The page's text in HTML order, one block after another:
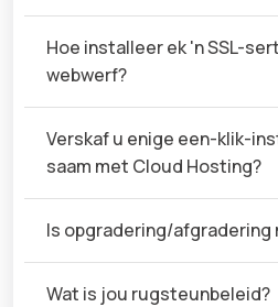
Hoe installeer ek 'n SSL-
webwerf?
Verskaf u enige een-klik-
saam met Cloud Hosting?
Is opgradering/afgradering
Wat is jou rugsteunbeleid?